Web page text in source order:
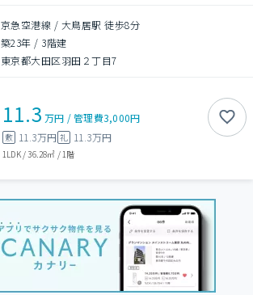
京急空港線 / 大鳥居駅 徒歩8分
築23年 / 3階建
東京都大田区羽田２丁目7
11.3 万円 /管理費3,000円
敷 11.3万円 礼 11.3万円
1LDK/36.28㎡ / 1階